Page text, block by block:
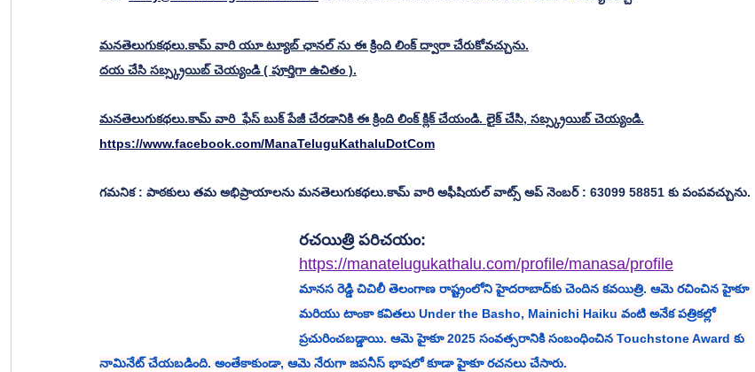
మనతెలుగుకథలు.కామ్ వారి యూ ట్యూబ్ ఛానల్ ను ఈ క్రింది లింక్ ద్వారా చేరుకోవచ్చును.
దయ చేసి సబ్స్క్రయిబ్ చెయ్యండి ( పూర్తిగా ఉచితం ).
మనతెలుగుకథలు.కామ్ వారి  ఫేస్ బుక్ పేజీ చేరడానికి ఈ క్రింది లింక్ క్లిక్ చేయండి. లైక్ చేసి, సబ్స్క్రయిబ్ చెయ్యండి.
https://www.facebook.com/ManaTeluguKathaluDotCom
గమనిక : పాఠకులు తమ అభిప్రాయాలను మనతెలుగుకథలు.కామ్ వారి అఫీషియల్ వాట్స్ అప్ నెంబర్ : 63099 58851 కు పంపవచ్చును.
రచయిత్రి పరిచయం:
https://manatelugukathalu.com/profile/manasa/profile
మానస రెడ్డి చిచిలీ తెలంగాణ రాష్ట్రంలోని హైదరాబాద్‌కు చెందిన కవయిత్రి. ఆమె రచించిన హైకూ
మరియు టాంకా కవితలు Under the Basho, Mainichi Haiku వంటి అనేక పత్రికల్లో
ప్రచురించబడ్డాయి. ఆమె హైకూ 2025 సంవత్సరానికి సంబంధించిన Touchstone Award కు
నామినేట్ చేయబడింది. అంతేకాకుండా, ఆమె నేరుగా జపనీస్ భాషలో కూడా హైకూ రచనలు చేసారు.